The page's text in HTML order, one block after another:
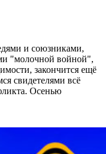
и союзниками,
"молочной войной",
закончится ещё
свидетелями всё
Осенью